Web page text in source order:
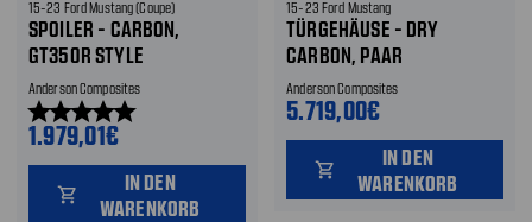
15-23 Ford Mustang (Coupe)
SPOILER - CARBON,
GT350R STYLE
Anderson Composites
starstarstarstarstar
1.979,01€
shopping_cart
IN DEN
WARENKORB
15-23 Ford Mustang
TÜRGEHÄUSE - DRY
CARBON, PAAR
Anderson Composites
5.719,00€
shopping_cart
IN DEN
WARENKORB